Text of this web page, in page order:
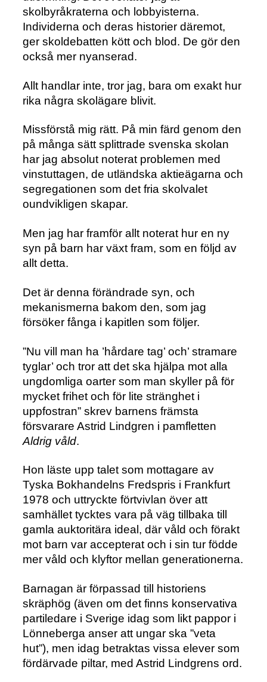
skolbyråkraterna och lobbyisterna.
Individerna och deras historier däremot,
ger skoldebatten kött och blod. De gör den
också mer nyanserad.
Allt handlar inte, tror jag, bara om exakt hur
rika några skolägare blivit.
Missförstå mig rätt. På min färd genom den
på många sätt splittrade svenska skolan
har jag absolut noterat problemen med
vinstuttagen, de utländska aktieägarna och
segregationen som det fria skolvalet
oundvikligen skapar.
Men jag har framför allt noterat hur en ny
syn på barn har växt fram, som en följd av
allt detta.
Det är denna förändrade syn, och
mekanismerna bakom den, som jag
försöker fånga i kapitlen som följer.
”Nu vill man ha ’hårdare tag’ och’ stramare
tyglar’ och tror att det ska hjälpa mot alla
ungdomliga oarter som man skyller på för
mycket frihet och för lite stränghet i
uppfostran” skrev barnens främsta
försvarare Astrid Lindgren i pamfletten
Aldrig våld.
Hon läste upp talet som mottagare av
Tyska Bokhandelns Fredspris i Frankfurt
1978 och uttryckte förtvivlan över att
samhället tycktes vara på väg tillbaka till
gamla auktoritära ideal, där våld och förakt
mot barn var accepterat och i sin tur födde
mer våld och klyftor mellan generationerna.
Barnagan är förpassad till historiens
skräphög (även om det finns konservativa
partiledare i Sverige idag som likt pappor i
Lönneberga anser att ungar ska ”veta
hut”), men idag betraktas vissa elever som
fördärvade piltar, med Astrid Lindgrens ord.